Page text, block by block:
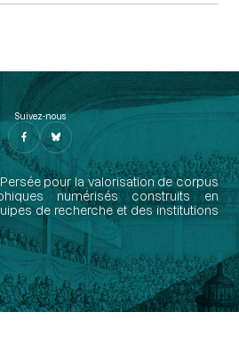
Suivez-nous
pour la valorisation de corpus
numérisés construits en
de recherche et des institutions